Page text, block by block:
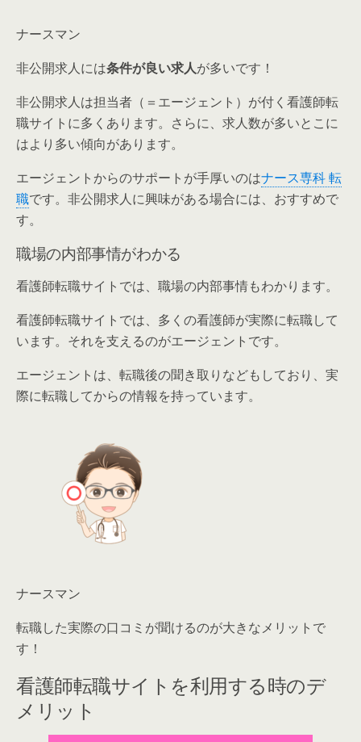
ナースマン
非公開求人には条件が良い求人が多いです！
非公開求人は担当者（＝エージェント）が付く看護師転
職サイトに多くあります。さらに、求人数が多いとこに
はより多い傾向があります。
エージェントからのサポートが手厚いのはナース専科 転
職です。非公開求人に興味がある場合には、おすすめで
す。
職場の内部事情がわかる
看護師転職サイトでは、職場の内部事情もわかります。
看護師転職サイトでは、多くの看護師が実際に転職して
います。それを支えるのがエージェントです。
エージェントは、転職後の聞き取りなどもしており、 実
際に転職してからの情報を持っています。
ナースマン
転職した実際の口コミが聞けるのが大きなメリットで
す！
看護師転職サイトを利用する時のデ
メリット